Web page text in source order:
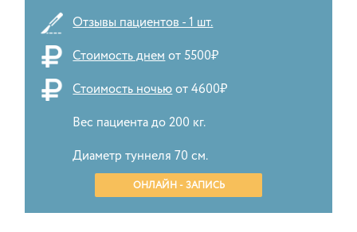
Отзывы пациентов - 1 шт.
Стоимость днем от 5500₽
Стоимость ночью от 4600₽
Вес пациента до 200 кг.
Диаметр туннеля 70 см.
ОНЛАЙН - ЗАПИСЬ